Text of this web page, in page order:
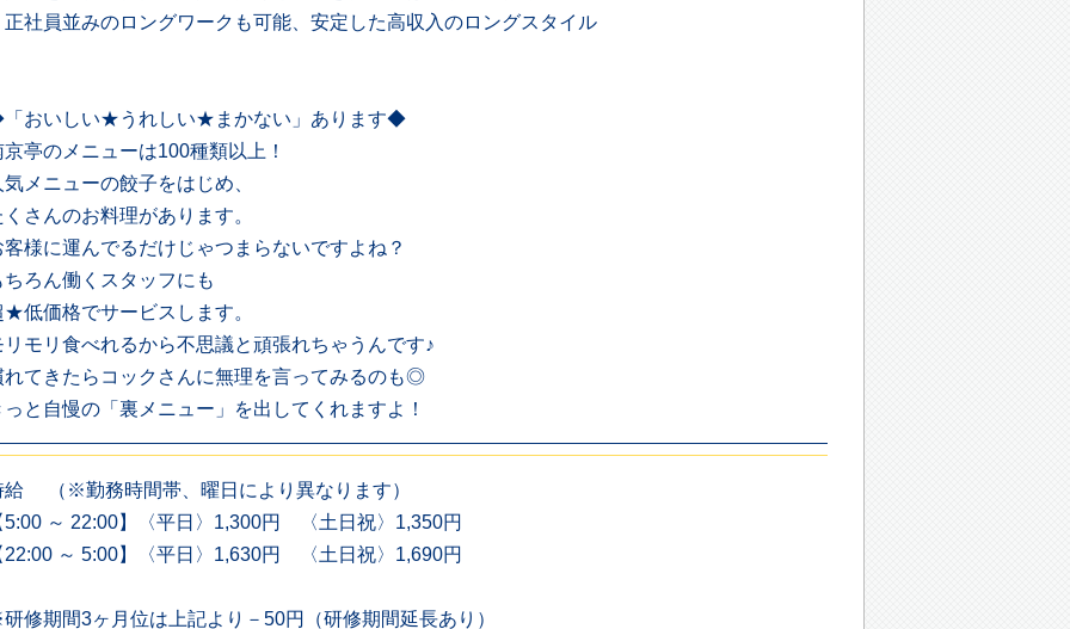
正社員並みのロングワークも可能、安定した高収入のロングスタイル
おいしい★うれしい★まかない」あります◆
京亭のメニューは100種類以上！
気メニューの餃子をはじめ、
くさんのお料理があります。
客様に運んでるだけじゃつまらないですよね？
ちろん働くスタッフにも
★低価格でサービスします。
リモリ食べれるから不思議と頑張れちゃうんです♪
れてきたらコックさんに無理を言ってみるのも◎
っと自慢の「裏メニュー」を出してくれますよ！
給 （※勤務時間帯、曜日により異なります）
5:00 ～ 22:00】〈平日〉1,300円 〈土日祝〉1,350円
22:00 ～ 5:00】〈平日〉1,630円 〈土日祝〉1,690円
修期間3ヶ月位は上記より－50円（研修期間延長あり）